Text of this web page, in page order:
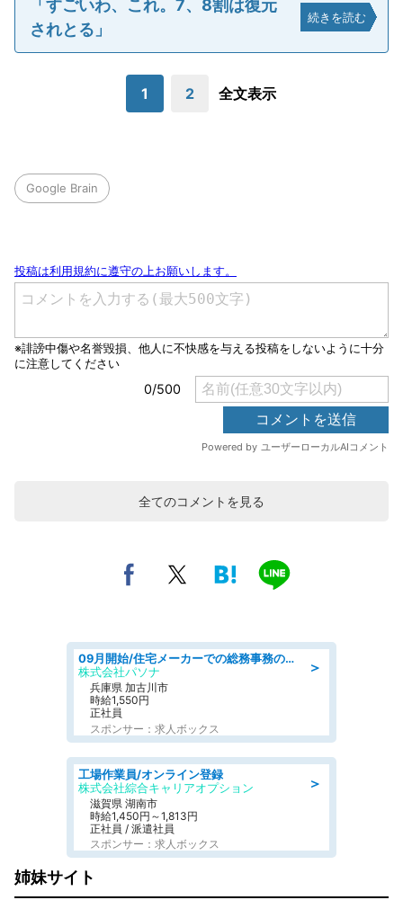
「すごいわ、これ。7、8割は復元
されとる」
続きを読む
1 2 全文表示
Google Brain
全てのコメントを見る
＞
09月開始/住宅メーカーでの総務事務のお仕事/駅近/車通勤可/一般事務/人事労務
株式会社パソナ
兵庫県 加古川市
時給1,550円
正社員
スポンサー：求人ボックス
＞
工場作業員/オンライン登録
株式会社綜合キャリアオプション
滋賀県 湖南市
時給1,450円～1,813円
正社員 / 派遣社員
スポンサー：求人ボックス
姉妹サイト